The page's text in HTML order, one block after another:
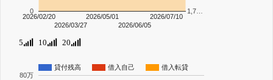
2026/02/20
2026/03/27
2026/05/01
2026/06/05
2026/07/10
0 1,7…
5 10 20
貸付残高 借入自己 借入転貸
80万